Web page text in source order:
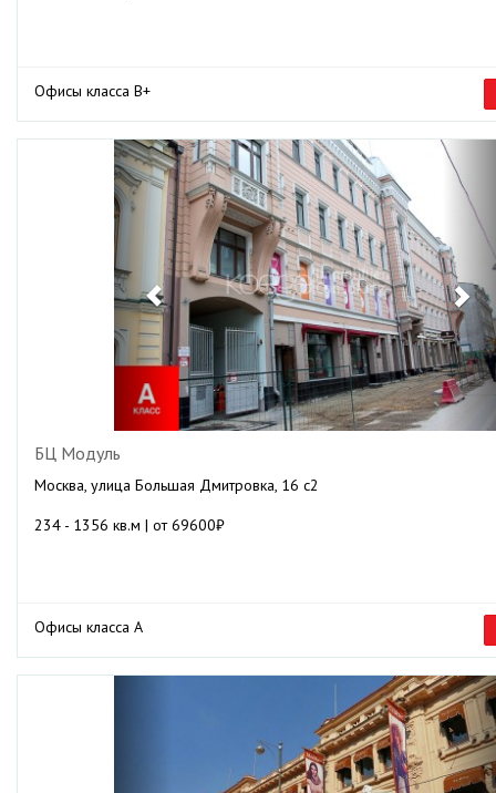
Офисы класса B+
Previous
БЦ Модуль
Москва, улица Большая Дмитровка, 16 с2
234 - 1356 кв.м | от 69600₽
Офисы класса А